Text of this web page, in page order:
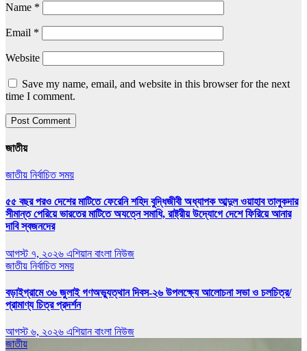
Name *
Email *
Website
Save my name, email, and website in this browser for the next
time I comment.
জাতীয়
জাতীয় নির্বাচিত সময়
৫৫ বছর পরও দেশের মাটিতে ফেরেনি শহিদ বুদ্ধিজীবী অধ্যাপক আব্দুল ওয়াহাব তালুকদার
সীমান্ত পেরিয়ে ভারতের মাটিতে অযত্নে সমাধি, রাষ্ট্রীয় উদ্যোগে দেশে ফিরিয়ে আনার
দাবি স্বজনদের
আগস্ট ৭, ২০২৬ এশিয়ান বাংলা নিউজ
জাতীয় নির্বাচিত সময়
বড়াইগ্রামে ৩৬ জুলাই গণঅভ্যুত্থান দিবস-২৬ উপলক্ষ্যে আলোচনা সভা ও চলচিত্র/
প্রামাণ্য চিত্র প্রদর্শন
আগস্ট ৬, ২০২৬ এশিয়ান বাংলা নিউজ
জাতীয়